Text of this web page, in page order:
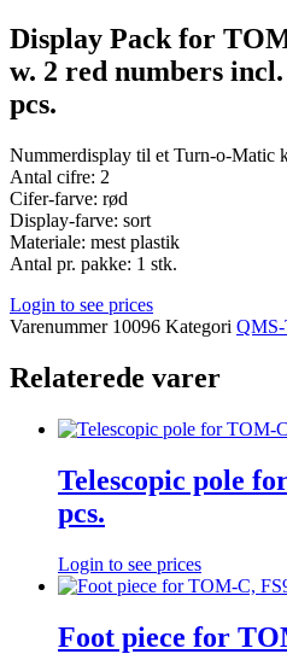
Display Pack for
w. 2 red numbers
pcs.
Nummerdisplay til et Turn-o-Matic
Antal cifre: 2
Cifer-farve: rød
Display-farve: sort
Materiale: mest plastik
Antal pr. pakke: 1 stk.
Login to see prices
Varenummer 10096 Kategori
Relaterede varer
Telescopic pole
pcs.
Login to see prices
Foot piece for